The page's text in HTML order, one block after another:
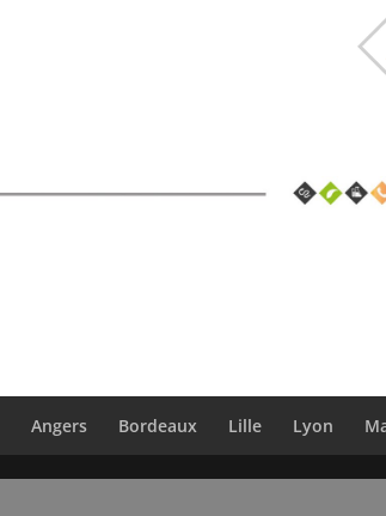
Angers Bordeaux Lille Lyon